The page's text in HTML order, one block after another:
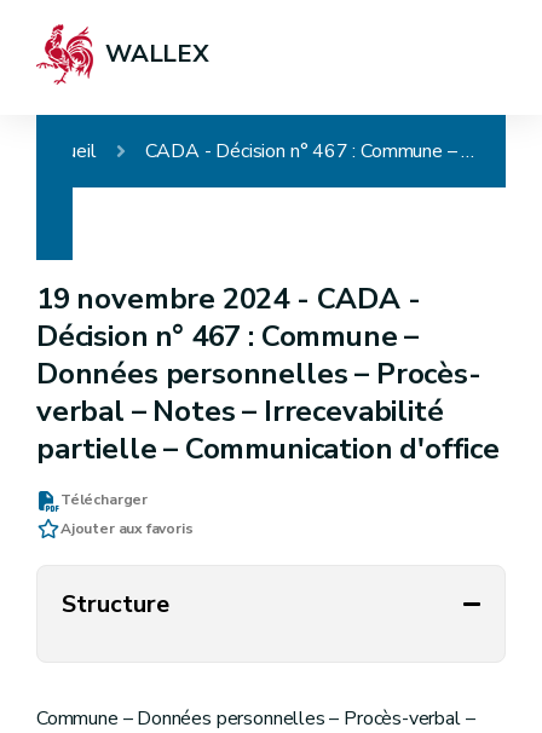
WALLEX
Accueil CADA - Décision n° 467 : Commune – Données personnelles – Procès-verbal – Notes – Irrecevabilité partielle – Communication d'office
19 novembre 2024 - CADA -
Décision n° 467 : Commune –
Données personnelles – Procès-
verbal – Notes – Irrecevabilité
partielle – Communication d'office
Télécharger
Ajouter aux favoris
Structure
Commune – Données personnelles – Procès-verbal –